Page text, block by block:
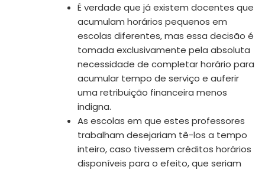
É verdade que já existem docentes que
acumulam horários pequenos em
escolas diferentes, mas essa decisão é
tomada exclusivamente pela absoluta
necessidade de completar horário para
acumular tempo de serviço e auferir
uma retribuição financeira menos
indigna.
As escolas em que estes professores
trabalham desejariam tê-los a tempo
inteiro, caso tivessem créditos horários
disponíveis para o efeito, que seriam